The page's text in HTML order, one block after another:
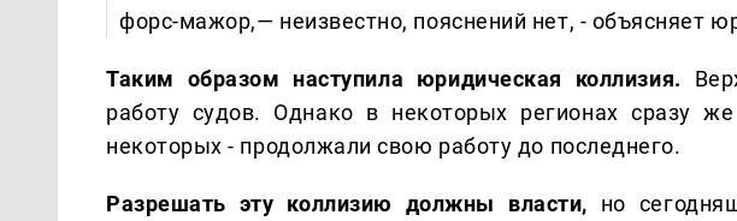
форс-мажор,— неизвестно, пояснений нет, - объясняет
Таким образом наступила юридическая коллизия.
работу судов. Однако в некоторых регионах сразу
некоторых - продолжали свою работу до последнего.
Разрешать эту коллизию должны власти, но